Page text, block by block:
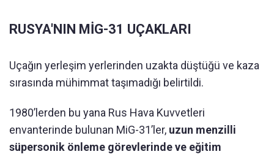
RUSYA'NIN MİG-31 UÇAKLARI
Uçağın yerleşim yerlerinden uzakta düştüğü ve kaza
sırasında mühimmat taşımadığı belirtildi.
1980’lerden bu yana Rus Hava Kuvvetleri
envanterinde bulunan MiG-31’ler, uzun menzilli
süpersonik önleme görevlerinde ve eğitim